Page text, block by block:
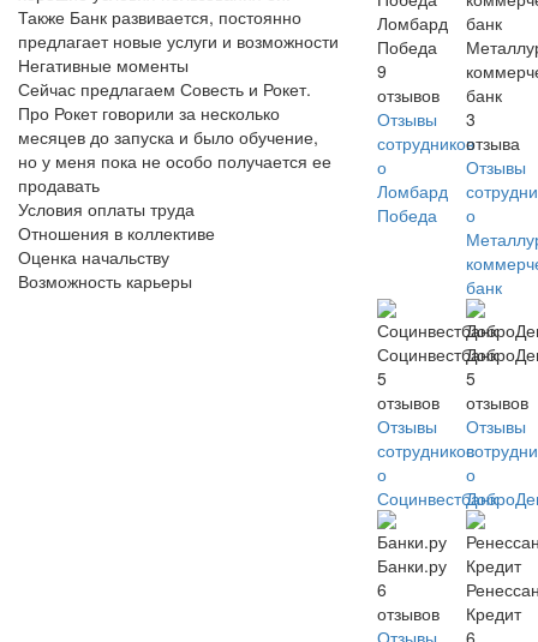
Также Банк развивается, постоянно
предлагает новые услуги и возможности
Негативные моменты
Сейчас предлагаем Совесть и Рокет.
Про Рокет говорили за несколько
месяцев до запуска и было обучение,
но у меня пока не особо получается ее
продавать
Условия оплаты труда
Отношения в коллективе
Оценка начальству
Возможность карьеры
Ломбард
Победа
9
отзывов
Отзывы
сотрудников
о
Ломбард
Победа
банк
3
отзыва
Отзывы
о
банк
Социнвестбанк
5
отзывов
Отзывы
сотрудников
о
Социнвестбанк
5
отзывов
Отзывы
о
Банки.ру
6
отзывов
Отзывы
Кредит
6